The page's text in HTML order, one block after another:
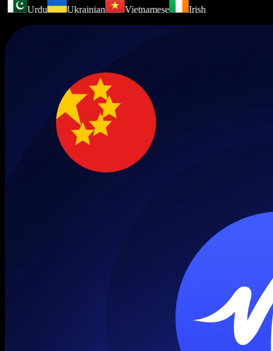
Urdu
Ukrainian Vietnamese Irish